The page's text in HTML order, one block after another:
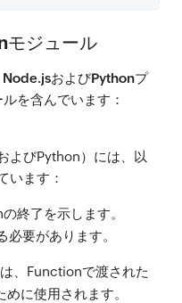
ジュール
Node.jsおよびPythonプ
を含んでいます：
よびPython）には、以
います：
終了を示します。
要があります。
、Functionで渡された
に使用されます。